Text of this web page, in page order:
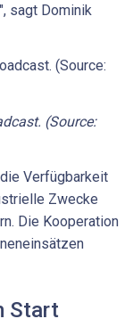
sagt Dominik
(Source:
Verfügbarkeit
Zwecke
Die Kooperation
Start